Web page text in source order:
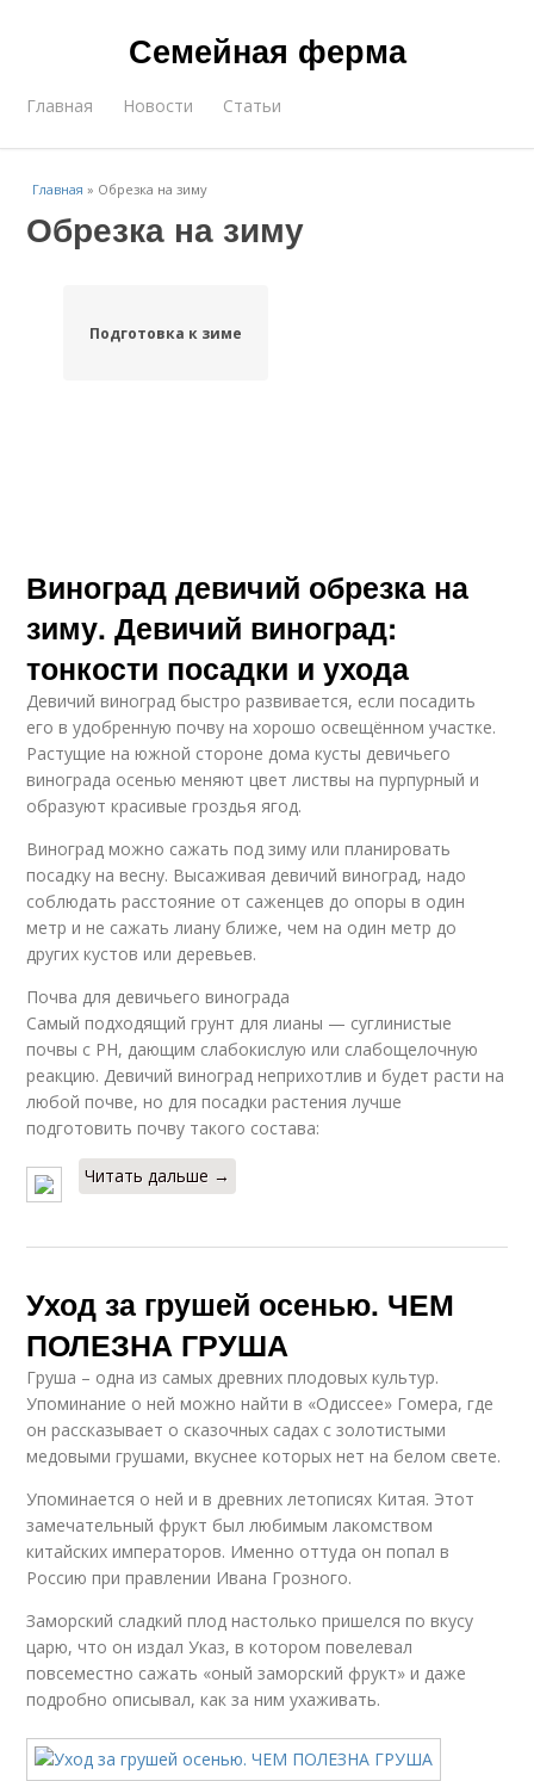
Семейная ферма
Главная Новости Статьи
Главная » Обрезка на зиму
Обрезка на зиму
Подготовка к зиме
Виноград девичий обрезка на
зиму. Девичий виноград:
тонкости посадки и ухода
Девичий виноград быстро развивается, если посадить
его в удобренную почву на хорошо освещённом участке.
Растущие на южной стороне дома кусты девичьего
винограда осенью меняют цвет листвы на пурпурный и
образуют красивые гроздья ягод.
Виноград можно сажать под зиму или планировать
посадку на весну. Высаживая девичий виноград, надо
соблюдать расстояние от саженцев до опоры в один
метр и не сажать лиану ближе, чем на один метр до
других кустов или деревьев.
Почва для девичьего винограда
Самый подходящий грунт для лианы — суглинистые
почвы с PH, дающим слабокислую или слабощелочную
реакцию. Девичий виноград неприхотлив и будет расти на
любой почве, но для посадки растения лучше
подготовить почву такого состава:
Читать дальше →
Уход за грушей осенью. ЧЕМ
ПОЛЕЗНА ГРУША
Груша – одна из самых древних плодовых культур.
Упоминание о ней можно найти в «Одиссее» Гомера, где
он рассказывает о сказочных садах с золотистыми
медовыми грушами, вкуснее которых нет на белом свете.
Упоминается о ней и в древних летописях Китая. Этот
замечательный фрукт был любимым лакомством
китайских императоров. Именно оттуда он попал в
Россию при правлении Ивана Грозного.
Заморский сладкий плод настолько пришелся по вкусу
царю, что он издал Указ, в котором повелевал
повсеместно сажать «оный заморский фрукт» и даже
подробно описывал, как за ним ухаживать.